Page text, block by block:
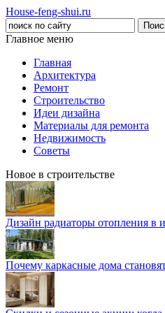
House-feng-shui.ru
Главное меню
Главная
Архитектура
Ремонт
Строительство
Идеи дизайна
Материалы для ремонта
Недвижимость
Советы
Новое в строительстве
Дизайн радиаторы отопления в
Почему каркасные дома